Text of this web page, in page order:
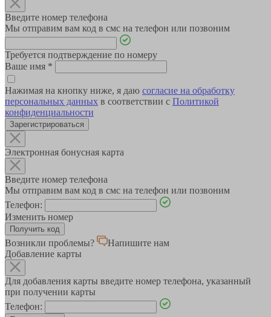
Введите номер телефона
Мы отправим вам код в смс на телефон или позвоним
Требуется подтверждение по номеру
Ваше имя *
Нажимая на кнопку ниже, я даю согласие на обработку
персональных данных в соответствии с Политикой
конфиденциальности
Зарегистрироваться
Электронная бонусная карта
Введите номер телефона
Мы отправим вам код в смс на телефон или позвоним
Телефон:
Изменить номер
Возникли проблемы?
Напишите нам
Добавление карты
Для добавления карты введите номер телефона, указанный
при получении карты
Телефон: